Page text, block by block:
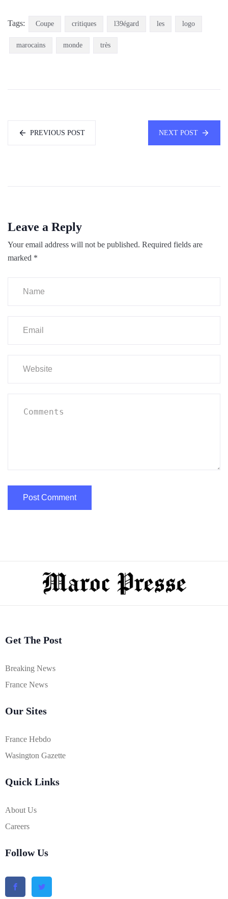
Tags: Coupe critiques l39égard les logo
marocains monde très
PREVIOUS POST NEXT POST
Leave a Reply
Your email address will not be published. Required fields are
marked *
Get The Post
Breaking News
France News
Our Sites
France Hebdo
Wasington Gazette
Quick Links
About Us
Careers
Follow Us